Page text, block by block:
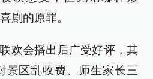
剧的原罪。
欢会播出后广受好评，其
景区乱收费、师生家长三